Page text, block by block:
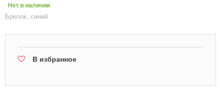
Нет в наличии
Брелок, синий
В избранное